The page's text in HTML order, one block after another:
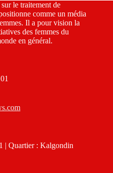
le traitement de
comme un média
Il a pour vision la
des femmes du
en général.
| Quartier : Kalgondin